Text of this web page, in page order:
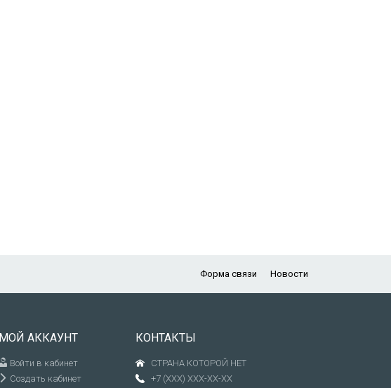
Форма связи Новости
МОЙ АККАУНТ
Войти в кабинет
Создать кабинет
КОНТАКТЫ
СТРАНА КОТОРОЙ НЕТ
+7 (XXX) XXX-XX-XX